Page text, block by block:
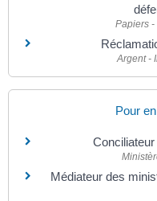
Papiers -
Argent -
Pour
Médiateur des